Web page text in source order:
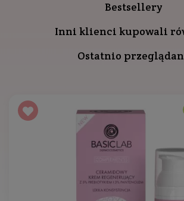
Bestsellery
Inni klienci kupowali
Ostatnio